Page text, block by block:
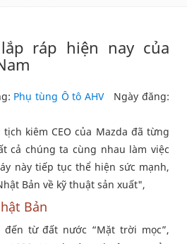
ráp hiện nay của
Phụ tùng Ô tô AHVNgày đăng:
kiêm CEO của Mazda đã từng
cả chúng ta cùng nhau làm việc
này tiếp tục thể hiện sức mạnh,
Bản về kỹ thuật sản xuất",
Bản
từ đất nước “Mặt trời mọc”,